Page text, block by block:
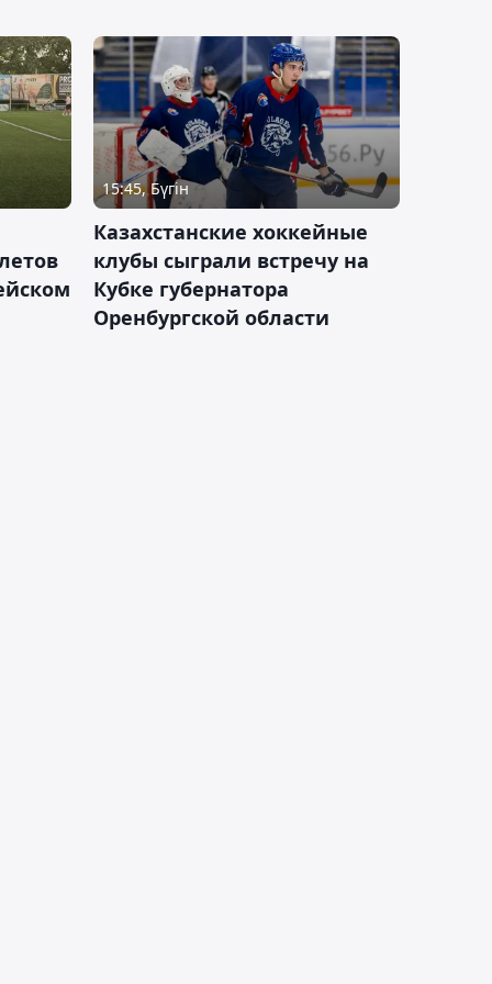
15:45, Бүгін
Казахстанские хоккейные
клубы сыграли встречу на
Кубке губернатора
Оренбургской области